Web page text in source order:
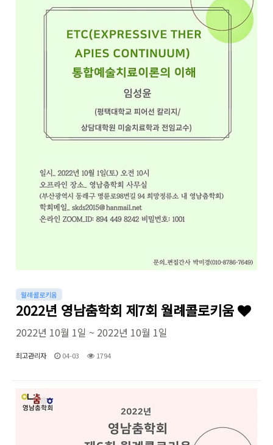
월례콜로키움
2022년 영남춤학회 제7회 월례콜로키움
2022년 10월 1일 ~ 2022년 10월 1일
최고관리자 04-03 1794